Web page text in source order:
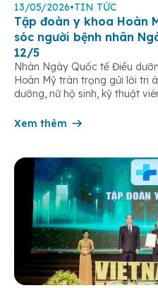
13/05/2026•TIN TỨC
Tập đoàn y khoa Hoàn
sóc người bệnh nhân
12/5
Nhân Ngày Quốc tế Điều
Hoàn Mỹ trân trọng gửi lời tri
dưỡng, nữ hộ sinh, kỹ thuật
âm thầm đồng hành trên […]
Xem thêm